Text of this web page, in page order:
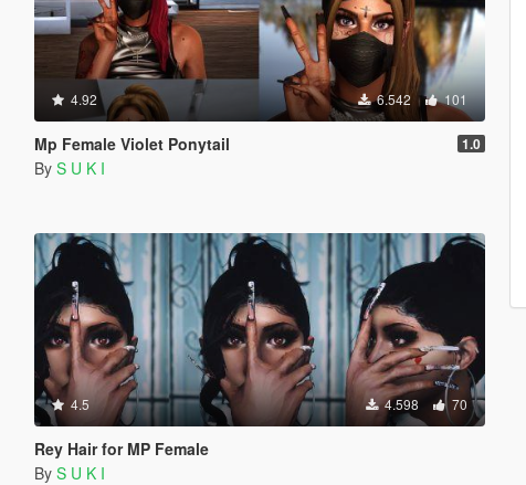
4.92 6.542 101
Mp Female Violet Ponytail 1.0
By S U K I
4.5 4.598 70
Rey Hair for MP Female
By S U K I